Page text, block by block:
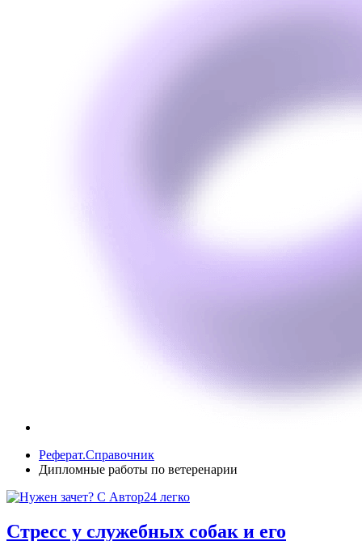
Реферат.Справочник
Дипломные работы по ветеренарии
Стресс у служебных собак и его